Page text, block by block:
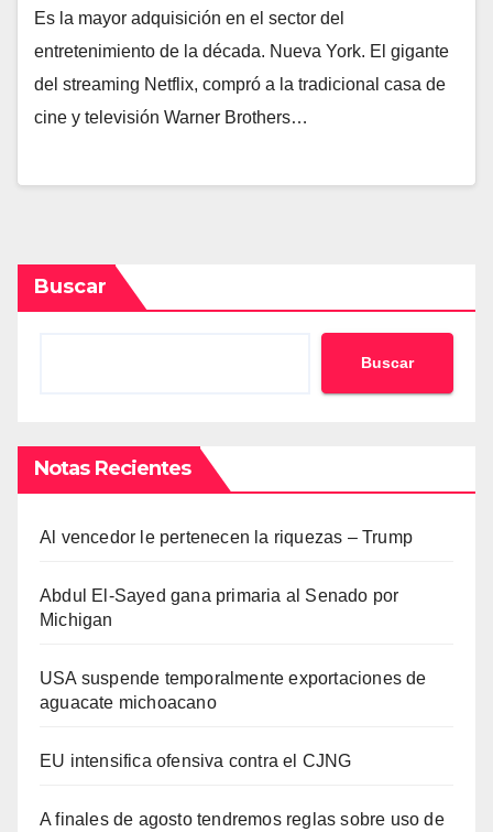
Es la mayor adquisición en el sector del
entretenimiento de la década. Nueva York. El gigante
del streaming Netflix, compró a la tradicional casa de
cine y televisión Warner Brothers…
Buscar
Buscar
Notas Recientes
Al vencedor le pertenecen la riquezas – Trump
Abdul El-Sayed gana primaria al Senado por
Michigan
USA suspende temporalmente exportaciones de
aguacate michoacano
EU intensifica ofensiva contra el CJNG
A finales de agosto tendremos reglas sobre uso de